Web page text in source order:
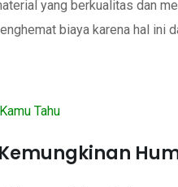
yang berkualitas dan
biaya karena hal ini
Tahu